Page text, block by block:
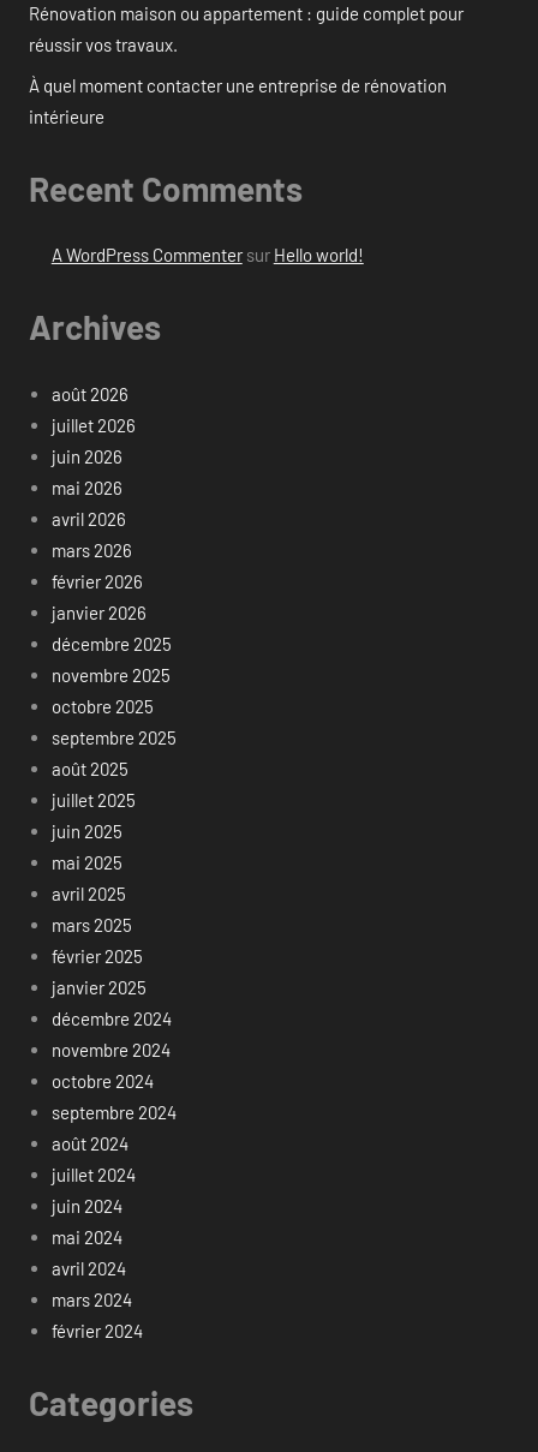
Rénovation maison ou appartement : guide complet pour
réussir vos travaux.
À quel moment contacter une entreprise de rénovation
intérieure
Recent Comments
A WordPress Commentersur Hello world!
Archives
août 2026
juillet 2026
juin 2026
mai 2026
avril 2026
mars 2026
février 2026
janvier 2026
décembre 2025
novembre 2025
octobre 2025
septembre 2025
août 2025
juillet 2025
juin 2025
mai 2025
avril 2025
mars 2025
février 2025
janvier 2025
décembre 2024
novembre 2024
octobre 2024
septembre 2024
août 2024
juillet 2024
juin 2024
mai 2024
avril 2024
mars 2024
février 2024
Categories